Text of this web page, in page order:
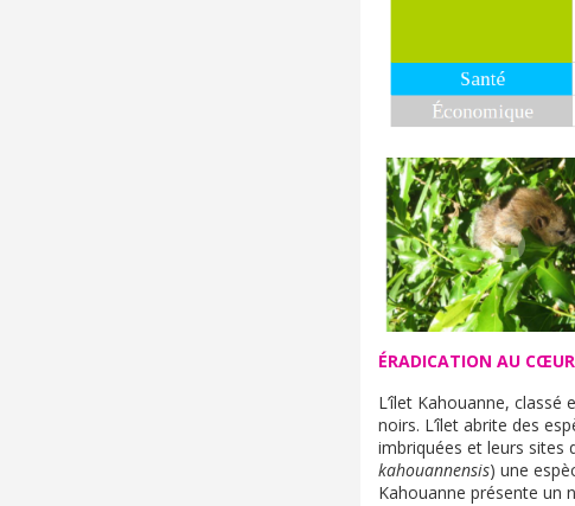
ÉRADICATION AU
L’îlet Kahouanne,
noirs. L’îlet abrite des
imbriquées et leurs sites
kahouannensis) une
Kahouanne présente un